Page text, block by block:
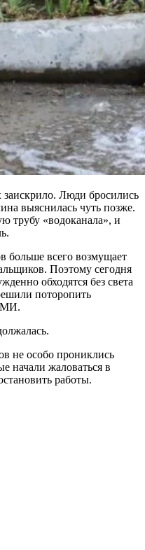
Люди бросились
выяснилась чуть позже.
трубу «водоканала», и
больше всего возмущает
Поэтому сегодня
обходятся без света
поторопить
не особо прониклись
начали жаловаться в
работы.